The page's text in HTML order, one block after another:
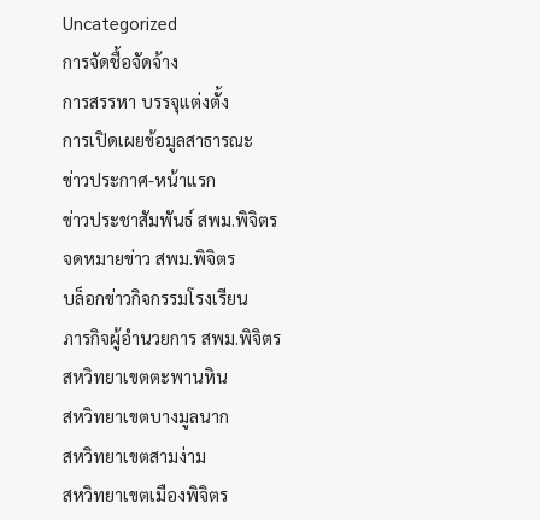
Uncategorized
การจัดชื้อจัดจ้าง
การสรรหา บรรจุแต่งตั้ง
การเปิดเผยข้อมูลสาธารณะ
ข่าวประกาศ-หน้าแรก
ข่าวประชาสัมพันธ์ สพม.พิจิตร
จดหมายข่าว สพม.พิจิตร
บล็อกข่าวกิจกรรมโรงเรียน
ภารกิจผู้อำนวยการ สพม.พิจิตร
สหวิทยาเขตตะพานหิน
สหวิทยาเขตบางมูลนาก
สหวิทยาเขตสามง่าม
สหวิทยาเขตเมืองพิจิตร